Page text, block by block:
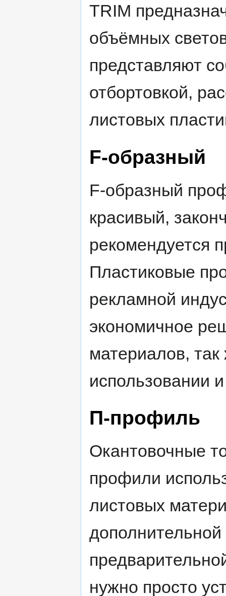
TRIM
объёмных
представляют
отбортовкой,
листовых
F-образный
F-образный
красивый,
рекомендуется
Пластиковые
рекламной
экономичное
материалов,
использовании
П-профиль
Окантовочные
профили
листовых
нужно просто